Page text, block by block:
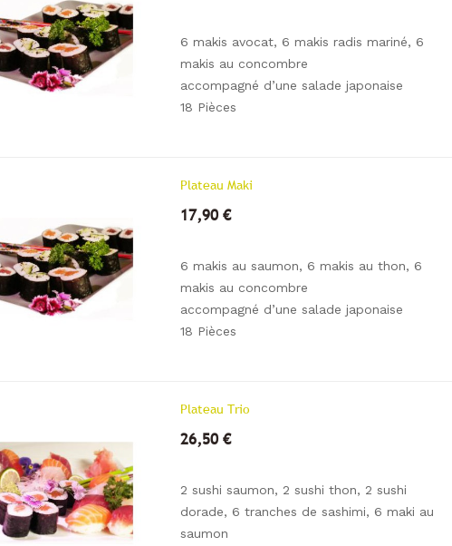
6 makis avocat, 6 makis radis mariné, 6
makis au concombre
accompagné d’une salade japonaise
18 Pièces
Plateau Maki
17,90 €
6 makis au saumon, 6 makis au thon, 6
makis au concombre
accompagné d’une salade japonaise
18 Pièces
Plateau Trio
26,50 €
2 sushi saumon, 2 sushi thon, 2 sushi
dorade, 6 tranches de sashimi, 6 maki au
saumon